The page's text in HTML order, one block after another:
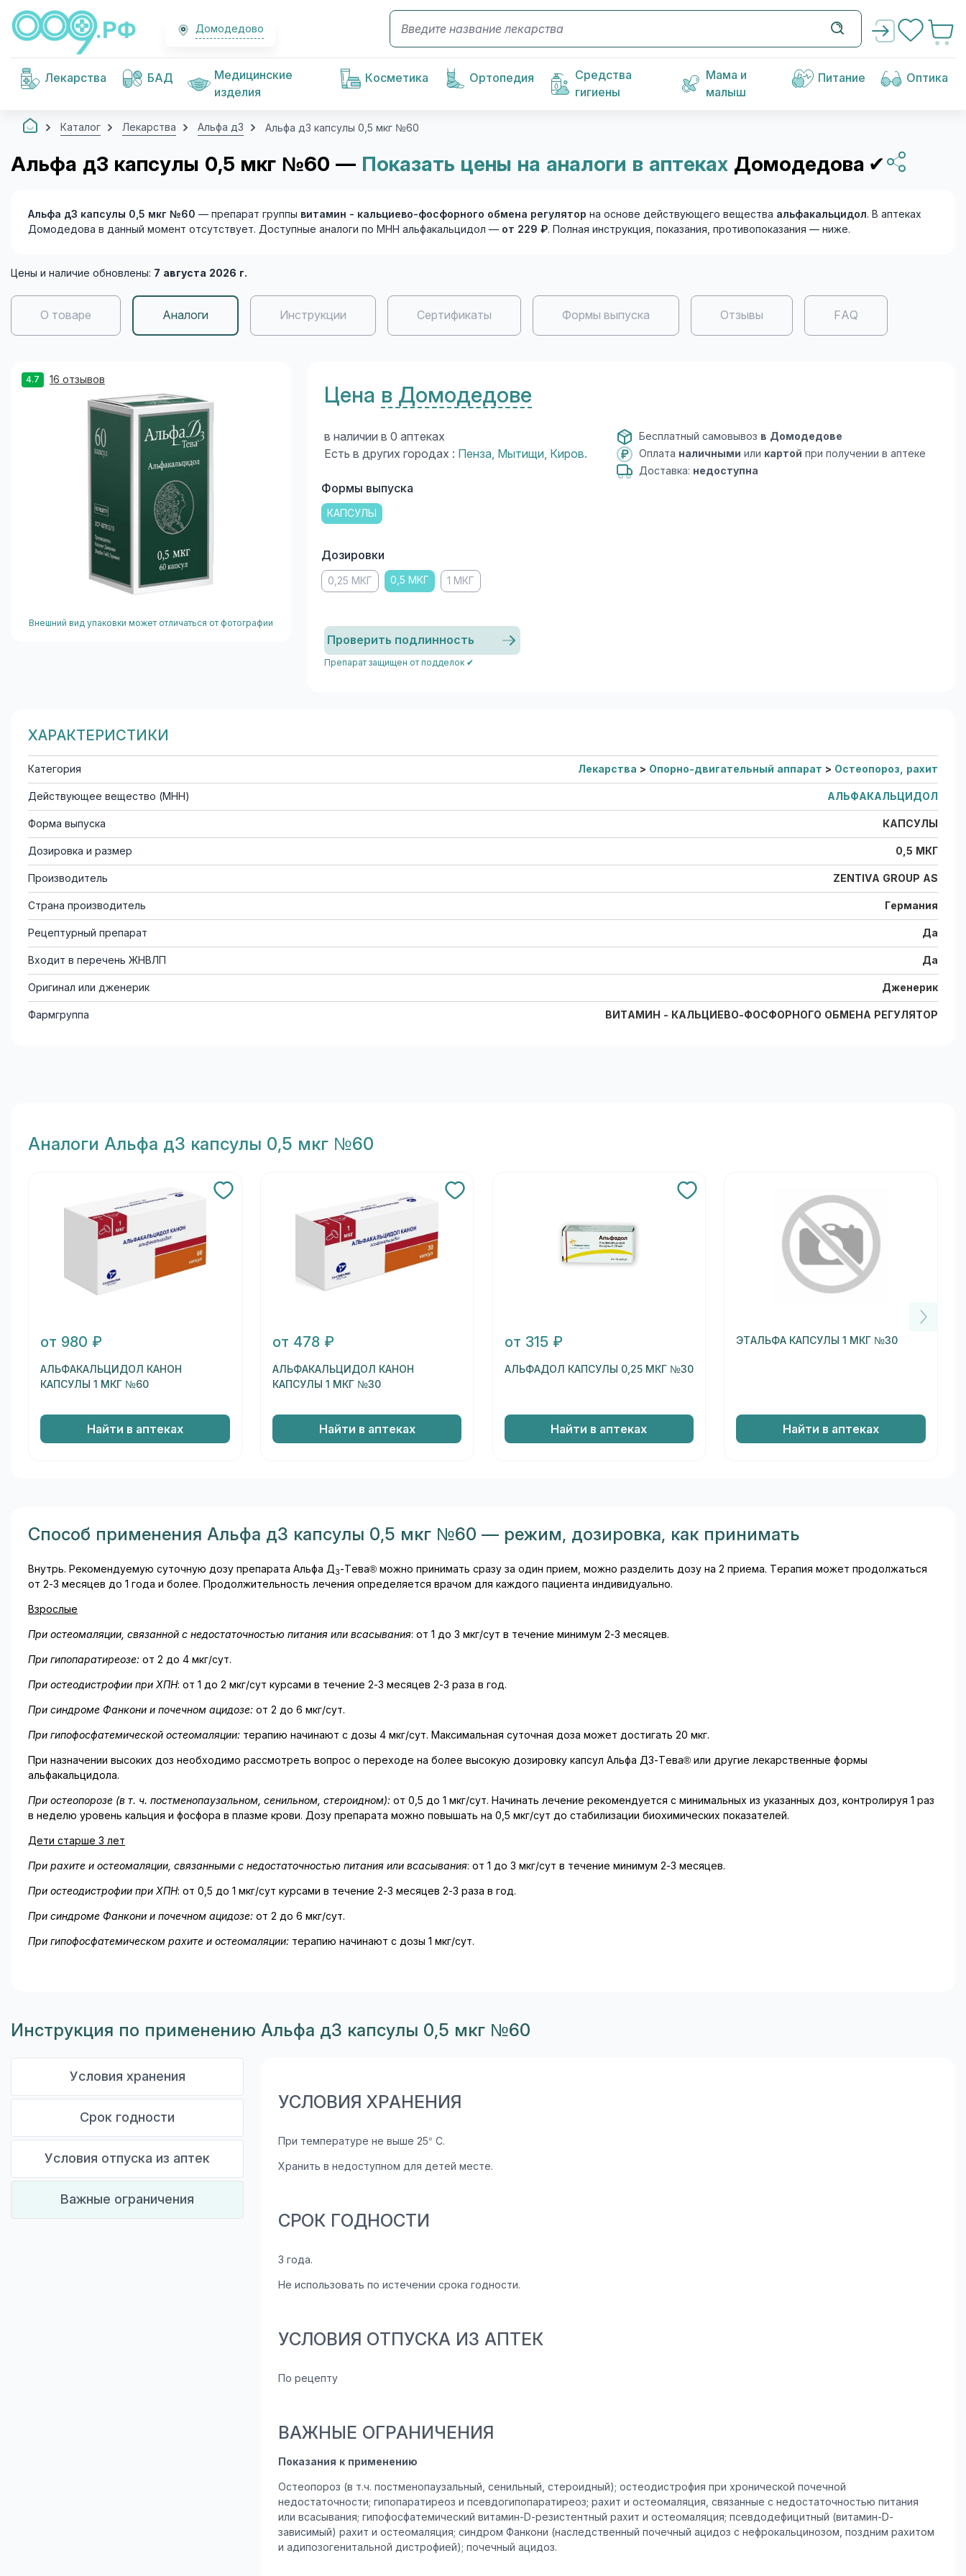
Домодедово
Лекарства БАД
Медицинские
изделия
Косметика Ортопедия
Средства
гигиены
Мама и
малыш
Питание Оптика
Каталог Лекарства Альфа д3 Альфа д3 капсулы 0,5 мкг №60
Альфа д3 капсулы 0,5 мкг №60 — Показать цены на аналоги в аптеках Домодедова ✔
Альфа д3 капсулы 0,5 мкг №60 — препарат группы витамин - кальциево-фосфорного обмена регулятор на основе действующего вещества альфакальцидол. В аптеках
Домодедова в данный момент отсутствует. Доступные аналоги по МНН альфакальцидол — от 229 ₽. Полная инструкция, показания, противопоказания — ниже.
Цены и наличие обновлены: 7 августа 2026 г.
О товаре Аналоги Инструкции Сертификаты Формы выпуска Отзывы FAQ
4.7 16 отзывов
Внешний вид упаковки может отличаться от фотографии
Цена в Домодедове
в наличии в 0 аптеках
Есть в других городах : Пенза Мытищи Киров.
Бесплатный самовывоз в Домодедове
Оплата наличными или картой при получении в аптеке
Доставка: недоступна
Формы выпуска
КАПСУЛЫ
Дозировки
0,25 МКГ 0,5 МКГ 1 МКГ
Проверить подлинность
Препарат защищен от подделок ✔
ХАРАКТЕРИСТИКИ
Категория Лекарства > Опорно-двигательный аппарат > Остеопороз, рахит
Действующее вещество (МНН) АЛЬФАКАЛЬЦИДОЛ
Форма выпуска КАПСУЛЫ
Дозировка и размер 0,5 МКГ
Производитель ZENTIVA GROUP AS
Страна производитель Германия
Рецептурный препарат Да
Входит в перечень ЖНВЛП Да
Оригинал или дженерик Дженерик
Фармгруппа ВИТАМИН - КАЛЬЦИЕВО-ФОСФОРНОГО ОБМЕНА РЕГУЛЯТОР
Aналоги Альфа д3 капсулы 0,5 мкг №60
от 980 ₽
АЛЬФАКАЛЬЦИДОЛ КАНОН
КАПСУЛЫ 1 МКГ №60
Найти в аптеках
от 478 ₽
АЛЬФАКАЛЬЦИДОЛ КАНОН
КАПСУЛЫ 1 МКГ №30
Найти в аптеках
от 315 ₽
АЛЬФАДОЛ КАПСУЛЫ 0,25 МКГ №30
Найти в аптеках
ЭТАЛЬФА КАПСУЛЫ 1 МКГ №30
Найти в аптеках
Способ применения Альфа д3 капсулы 0,5 мкг №60 — режим, дозировка, как принимать
Внутрь. Рекомендуемую суточную дозу препарата Альфа Д3-Тева® можно принимать сразу за один прием, можно разделить дозу на 2 приема. Терапия может продолжаться
от 2-3 месяцев до 1 года и более. Продолжительность лечения определяется врачом для каждого пациента индивидуально.
Взрослые
При остеомаляции, связанной с недостаточностью питания или всасывания: от 1 до 3 мкг/сут в течение минимум 2-3 месяцев.
При гипопаратиреозе: от 2 до 4 мкг/сут.
При остеодистрофии при ХПН: от 1 до 2 мкг/сут курсами в течение 2-3 месяцев 2-3 раза в год.
При синдроме Фанкони и почечном ацидозе: от 2 до 6 мкг/сут.
При гипофосфатемической остеомаляции: терапию начинают с дозы 4 мкг/сут. Максимальная суточная доза может достигать 20 мкг.
При назначении высоких доз необходимо рассмотреть вопрос о переходе на более высокую дозировку капсул Альфа Д3-Тева® или другие лекарственные формы
альфакальцидола.
При остеопорозе (в т. ч. постменопаузальном, сенильном, стероидном): от 0,5 до 1 мкг/сут. Начинать лечение рекомендуется с минимальных из указанных доз, контролируя 1 раз
в неделю уровень кальция и фосфора в плазме крови. Дозу препарата можно повышать на 0,5 мкг/сут до стабилизации биохимических показателей.
Дети старше 3 лет
При рахите и остеомаляции, связанными с недостаточностью питания или всасывания: от 1 до 3 мкг/сут в течение минимум 2-3 месяцев.
При остеодистрофии при ХПН: от 0,5 до 1 мкг/сут курсами в течение 2-3 месяцев 2-3 раза в год.
При синдроме Фанкони и почечном ацидозе: от 2 до 6 мкг/сут.
При гипофосфатемическом рахите и остеомаляции: терапию начинают с дозы 1 мкг/сут.
Инструкция по применению Альфа д3 капсулы 0,5 мкг №60
Условия хранения
Срок годности
Условия отпуска из аптек
Важные ограничения
УСЛОВИЯ ХРАНЕНИЯ
При температуре не выше 25° С.
Хранить в недоступном для детей месте.
СРОК ГОДНОСТИ
3 года.
Не использовать по истечении срока годности.
УСЛОВИЯ ОТПУСКА ИЗ АПТЕК
По рецепту
ВАЖНЫЕ ОГРАНИЧЕНИЯ
Показания к применению
Остеопороз (в т.ч. постменопаузальный, сенильный, стероидный); остеодистрофия при хронической почечной
недостаточности; гипопаратиреоз и псевдогипопаратиреоз; рахит и остеомаляция, связанные с недостаточностью питания
или всасывания; гипофосфатемический витамин-D-резистентный рахит и остеомаляция; псевдодефицитный (витамин-D-
зависимый) рахит и остеомаляция; синдром Фанкони (наследственный почечный ацидоз с нефрокальцинозом, поздним рахитом
и адипозогенитальной дистрофией); почечный ацидоз.